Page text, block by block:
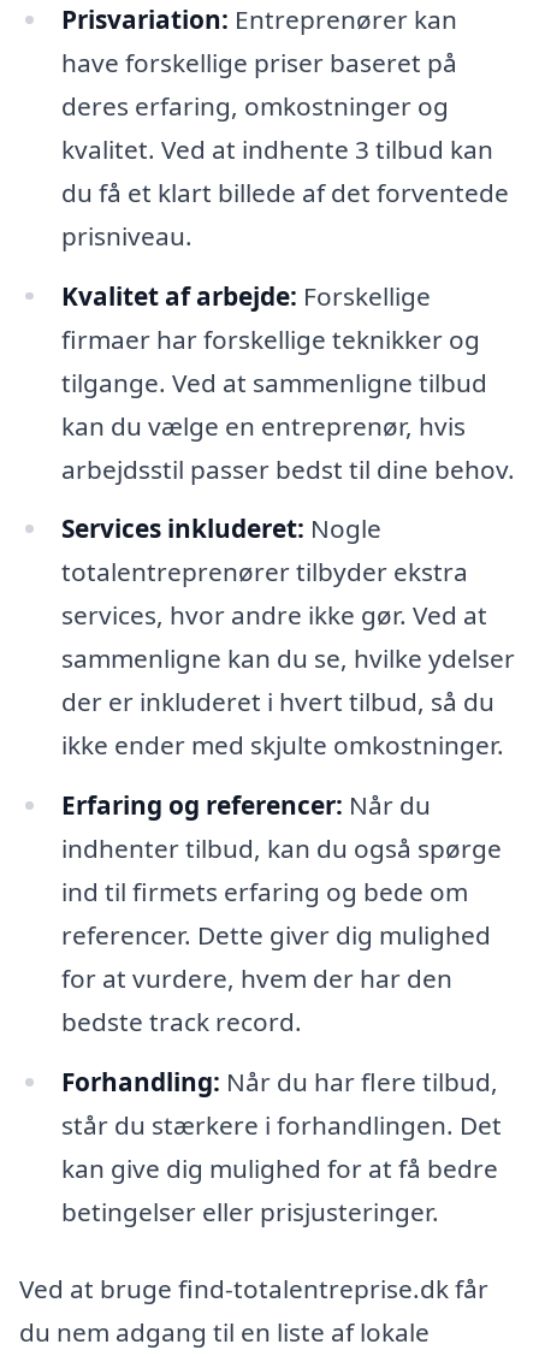
Prisvariation: Entreprenører kan
have forskellige priser baseret på
deres erfaring, omkostninger og
kvalitet. Ved at indhente 3 tilbud kan
du få et klart billede af det forventede
prisniveau.
Kvalitet af arbejde: Forskellige
firmaer har forskellige teknikker og
tilgange. Ved at sammenligne tilbud
kan du vælge en entreprenør, hvis
arbejdsstil passer bedst til dine behov.
Services inkluderet: Nogle
totalentreprenører tilbyder ekstra
services, hvor andre ikke gør. Ved at
sammenligne kan du se, hvilke ydelser
der er inkluderet i hvert tilbud, så du
ikke ender med skjulte omkostninger.
Erfaring og referencer: Når du
indhenter tilbud, kan du også spørge
ind til firmets erfaring og bede om
referencer. Dette giver dig mulighed
for at vurdere, hvem der har den
bedste track record.
Forhandling: Når du har flere tilbud,
står du stærkere i forhandlingen. Det
kan give dig mulighed for at få bedre
betingelser eller prisjusteringer.
Ved at bruge find-totalentreprise.dk får
du nem adgang til en liste af lokale